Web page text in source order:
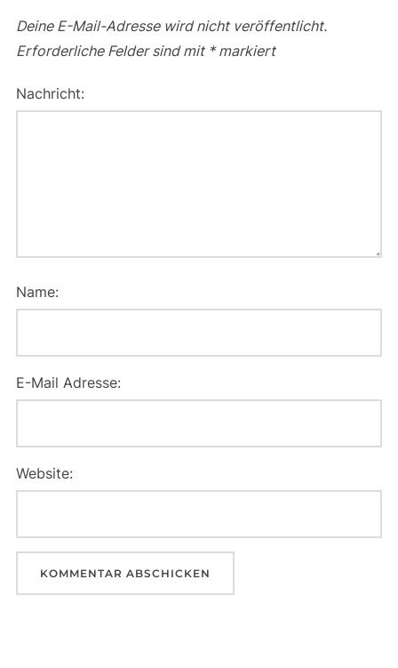
Deine E-Mail-Adresse wird nicht veröffentlicht.
Erforderliche Felder sind mit *markiert
Nachricht:
Name:
E-Mail Adresse:
Website: